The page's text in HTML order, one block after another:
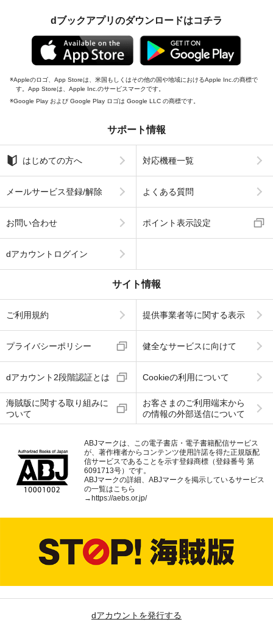
dブックアプリのダウンロードはコチラ
Appleのロゴ、App Storeは、米国もしくはその他の国や地域におけるApple Inc.の商標で
す。App Storeは、Apple Inc.のサービスマークです。
Google Play および Google Play ロゴは Google LLC の商標です。
サポート情報
はじめての方へ 対応機種一覧
メールサービス登録/解除 よくある質問
お問い合わせ ポイント表示設定
dアカウントログイン
サイト情報
ご利用規約 提供事業者等に関する表示
プライバシーポリシー 健全なサービスに向けて
dアカウント2段階認証とは Cookieの利用について
海賊版に関する取り組みに
ついて
お客さまのご利用端末から
の情報の外部送信について
ABJマークは、この電子書店・電子書籍配信サービス
が、著作権者からコンテンツ使用許諾を得た正規版配
信サービスであることを示す登録商標（登録番号 第
6091713号）です。
ABJマークの詳細、ABJマークを掲示しているサービス
の一覧はこちら
→ https://aebs.or.jp/
dアカウントを発行する